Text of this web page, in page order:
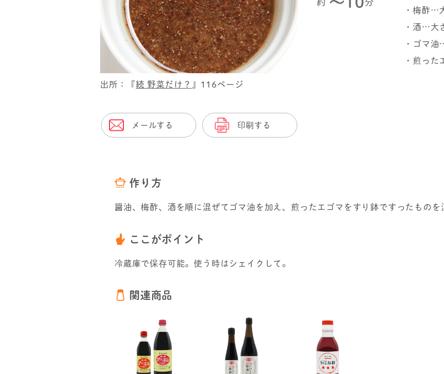
出所：『続 野菜だけ？ 』116ページ
メールする 印刷する
約 分
・梅酢…
・酒…大
・ゴマ
・煎っ
作り方
醤油、梅酢、酒を順に混ぜてゴマ油を加え、煎ったエゴマをすり鉢ですったものを
ここがポイント
冷蔵庫で保存可能。使う時はシェイクして。
関連商品